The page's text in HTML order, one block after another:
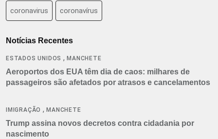
coronavirus coronavírus
Notícias Recentes
ESTADOS UNIDOS ,MANCHETE
Aeroportos dos EUA têm dia de caos: milhares de
passageiros são afetados por atrasos e cancelamentos
IMIGRAÇÃO ,MANCHETE
Trump assina novos decretos contra cidadania por
nascimento